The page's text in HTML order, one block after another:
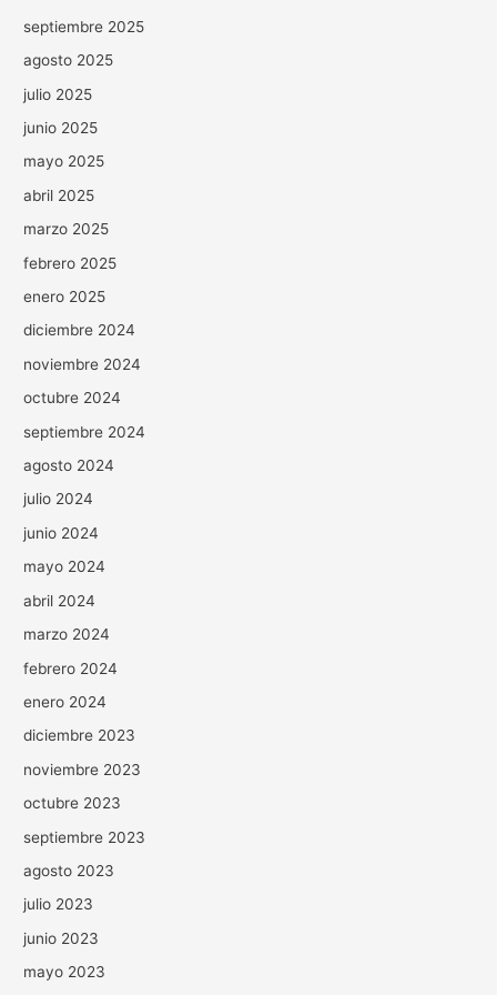
septiembre 2025
agosto 2025
julio 2025
junio 2025
mayo 2025
abril 2025
marzo 2025
febrero 2025
enero 2025
diciembre 2024
noviembre 2024
octubre 2024
septiembre 2024
agosto 2024
julio 2024
junio 2024
mayo 2024
abril 2024
marzo 2024
febrero 2024
enero 2024
diciembre 2023
noviembre 2023
octubre 2023
septiembre 2023
agosto 2023
julio 2023
junio 2023
mayo 2023